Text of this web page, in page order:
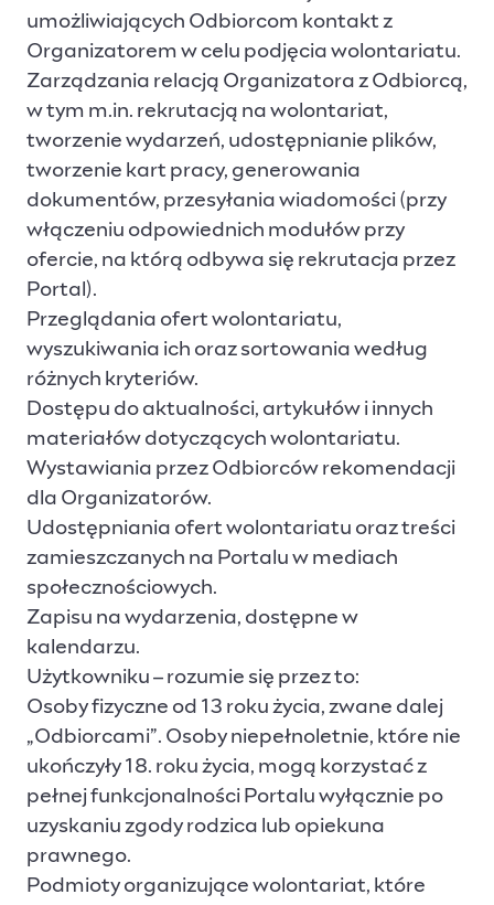
umożliwiających Odbiorcom kontakt z
Organizatorem w celu podjęcia wolontariatu.
Zarządzania relacją Organizatora z Odbiorcą,
w tym m.in. rekrutacją na wolontariat,
tworzenie wydarzeń, udostępnianie plików,
tworzenie kart pracy, generowania
dokumentów, przesyłania wiadomości (przy
włączeniu odpowiednich modułów przy
ofercie, na którą odbywa się rekrutacja przez
Portal).
Przeglądania ofert wolontariatu,
wyszukiwania ich oraz sortowania według
różnych kryteriów.
Dostępu do aktualności, artykułów i innych
materiałów dotyczących wolontariatu.
Wystawiania przez Odbiorców rekomendacji
dla Organizatorów.
Udostępniania ofert wolontariatu oraz treści
zamieszczanych na Portalu w mediach
społecznościowych.
Zapisu na wydarzenia, dostępne w
kalendarzu.
Użytkowniku – rozumie się przez to:
Osoby fizyczne od 13 roku życia, zwane dalej
„Odbiorcami”. Osoby niepełnoletnie, które nie
ukończyły 18. roku życia, mogą korzystać z
pełnej funkcjonalności Portalu wyłącznie po
uzyskaniu zgody rodzica lub opiekuna
prawnego.
Podmioty organizujące wolontariat, które